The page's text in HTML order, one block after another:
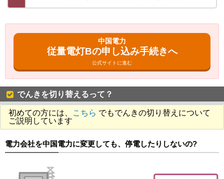
中国電力
従量電灯Bの申し込み手続きへ
公式サイトに進む
でんきを切り替えるって？
初めての方には、 こちら でもでんきの切り替えについて
ご説明しています
電力会社を中国電力に変更しても、停電したりしないの?